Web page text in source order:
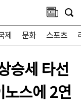
제 문화 스포츠
승세 타선
스에 2연